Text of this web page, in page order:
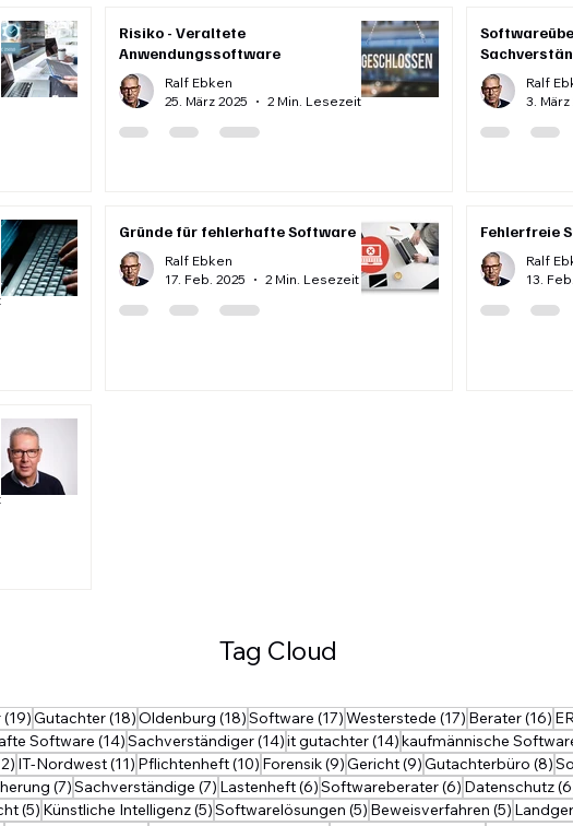
Risiko - Veraltete
Anwendungssoftware
Ralf Ebken
25. März 2025
2 Min. Lesezeit
Ralf
3. März
Gründe für fehlerhafte Software
Ralf Ebken
17. Feb. 2025
2 Min. Lesezeit
Fehlerfreie
Ralf
13.
Tag Cloud
(19)19 Beiträge
Gutachter(18)18 Beiträge
Oldenburg (18)18 Beiträge
Software (17)17 Beiträge
Westerstede (17) 17 Beiträge
Berater(16)
Software (14)14 Beiträge
Sachverständiger(14)14 Beiträge
it gutachter(14)14 Beiträge
kaufmännische
12 Beiträge
IT-Nordwest(11) 11 Beiträge
Pflichtenheft(10) 10 Beiträge
Forensik(9)9 Beiträge
Gericht(9)9 Beiträge
Gutachterbüro (8)8
(7)7 Beiträge
Sachverständige (7) 7 Beiträge
Lastenheft(6)6 Beiträge
Softwareberater(6) 6 Beiträge
Datenschutz
(5) 5 Beiträge
Künstliche Intelligenz(5)5 Beiträge
Softwarelösungen (5) 5 Beiträge
Beweisverfahren (5) 5